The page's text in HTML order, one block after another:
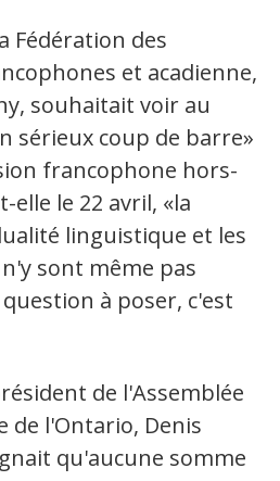
Fédération des
et acadienne,
souhaitait voir au
sérieux coup de barre»
francophone hors-
elle le 22 avril, «la
linguistique et les
sont même pas
à poser, c'est
de l'Assemblée
de l'Ontario, Denis
qu'aucune somme